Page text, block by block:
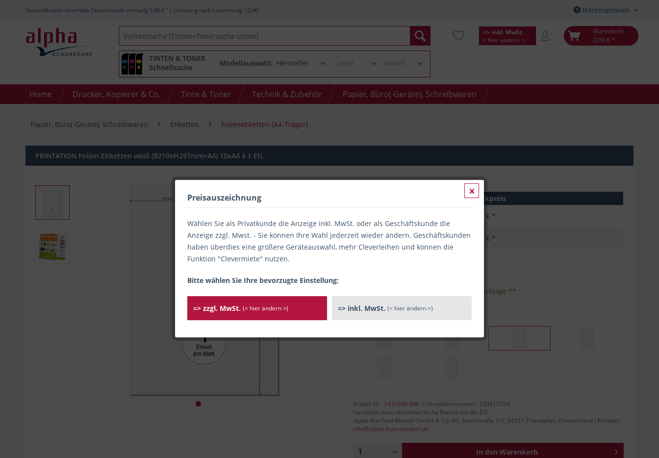
Versandkosten innerhalb Deutschlands einmalig 5,89 € * | Lieferung nach Luxemburg: 12,96* Informationen
=> inkl. MwSt.
< hier ändern >
Warenkorb
0,00 € *
TINTEN & TONER
Schnellsuche
Modellauswahl:
Home Drucker, Kopierer & Co. Tinte & Toner Technik & Zubehör Papier, Büro(-Geräte), Schreibwaren
Papier, Büro(-Geräte), Schreibwaren Etiketten Folienetiketten (A4-Träger)
PRINTATION Folien-Etiketten weiß (B210xH297mm=A4) 10xA4 à 1 Eti.
Stückpreis
8,91 € *
ab5 8,56 € *
Sofort versandfertig, Lieferzeit 1-3 Werktage **
Artikel-Nr.: 1431646-KW / Herstellernummer: 100815704
Hersteller bzw. verantwortliche Person für die EU:
alpha Manfred Wenzel GmbH & Co. KG, Kiemstraße 3-5, 54311 Trierweiler, Deutschland / Kontakt:
info@alpha-buerobedarf.de
In den Warenkorb
Preisauszeichnung
Wählen Sie als Privatkunde die Anzeige inkl. MwSt. oder als Geschäftskunde die
Anzeige zzgl. Mwst. - Sie können Ihre Wahl jederzeit wieder ändern. Geschäftskunden
haben überdies eine größere Geräteauswahl, mehr Cleverleihen und können die
Funktion "Clevermiete" nutzen.
Bitte wählen Sie Ihre bevorzugte Einstellung:
=> zzgl. MwSt. (< hier ändern >) => inkl. MwSt. (< hier ändern >)